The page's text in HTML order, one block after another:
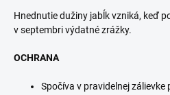
Hnednutie dužiny jabĺk vzniká, keď
v septembri výdatné zrážky.
OCHRANA
Spočíva v pravidelnej